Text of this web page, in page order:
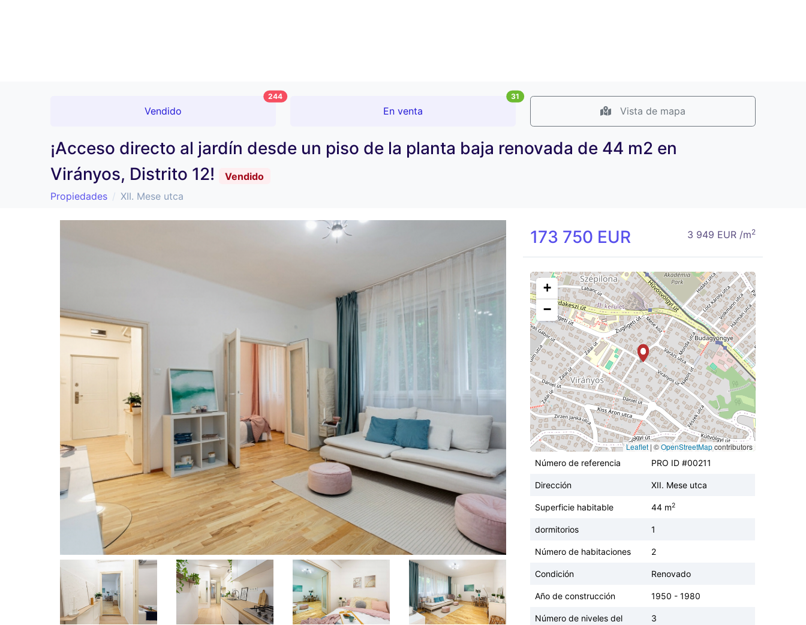
Vendido
244
En venta
31
Vista de mapa
¡Acceso directo al jardín desde un piso de la planta baja renovada de 44 m2 en
Virányos, Distrito 12!
Vendido
Propiedades
XII. Mese utca
173 750 EUR 3 949 EUR /m2
+
−
Leaflet | ©OpenStreetMapcontributors
Número de referencia
PRO ID #00211
Dirección XII. Mese utca
Superficie habitable 44 m2
dormitorios 1
Número de habitaciones 2
Condición Renovado
Año de construcción 1950 - 1980
Número de niveles del
3